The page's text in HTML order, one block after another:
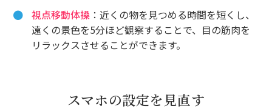
視点移動体操 ：近くの物を見つめる時間を短くし、
遠くの景色を5分ほど観察することで、目の筋肉を
リラックスさせることができます。
スマホの設定を見直す